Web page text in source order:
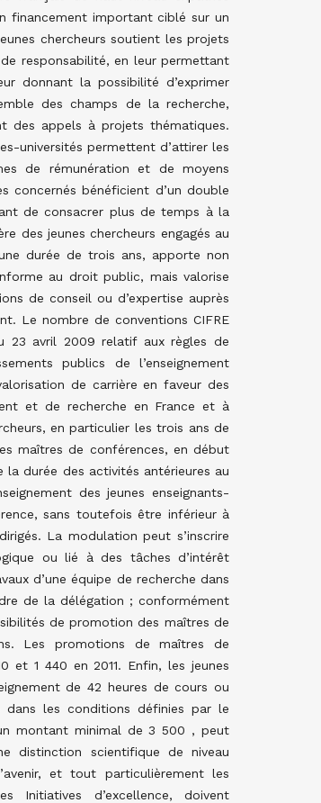
financement important ciblé sur un
chercheurs soutient les projets
responsabilité, en leur permettant
donnant la possibilité d’exprimer
des champs de la recherche,
des appels à projets thématiques.
universités permettent d’attirer les
de rémunération et de moyens
concernés bénéficient d’un double
de consacrer plus de temps à la
des jeunes chercheurs engagés au
durée de trois ans, apporte non
au droit public, mais valorise
de conseil ou d’expertise auprès
Le nombre de conventions CIFRE
23 avril 2009 relatif aux règles de
publics de l’enseignement
de carrière en faveur des
et de recherche en France et à
en particulier les trois ans de
maîtres de conférences, en début
durée des activités antérieures au
des jeunes enseignants-
sans toutefois être inférieur à
La modulation peut s’inscrire
ou lié à des tâches d’intérêt
d’une équipe de recherche dans
de la délégation ; conformément
de promotion des maîtres de
Les promotions de maîtres de
et 1 440 en 2011. Enfin, les jeunes
de 42 heures de cours ou
dans les conditions définies par le
montant minimal de 3 500 , peut
scientifique de niveau
et tout particulièrement les
Initiatives d’excellence, doivent